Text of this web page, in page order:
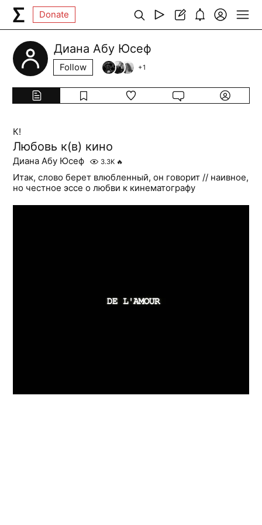
Donate
Диана Абу Юсеф
Follow +1
К!
Любовь к(в) кино
Диана Абу Юсеф 3.3K 🔥
Итак, слово берет влюбленный, он говорит // наивное,
но честное эссе о любви к кинематографу